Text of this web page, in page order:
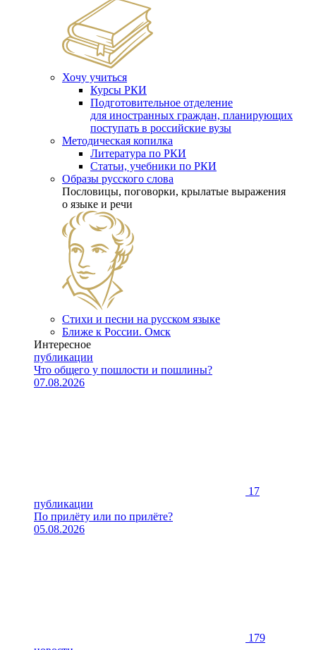
Хочу учиться
Курсы РКИ
Подготовительное отделение
для иностранных граждан, планирующих
поступать в российские вузы
Методическая копилка
Литература по РКИ
Статьи, учебники по РКИ
Образы русского слова
Пословицы, поговорки, крылатые выражения
о языке и речи
Стихи и песни на русском языке
Ближе к России. Омск
Интересное
публикации
Что общего у пошлости и пошлины?
07.08.2026
17
публикации
По прилёту или по прилёте?
05.08.2026
179